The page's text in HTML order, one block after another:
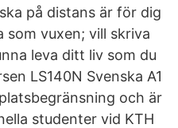
på distans är för dig
som vuxen; vill skriva
leva ditt liv som du
LS140N Svenska A1
och är
studenter vid KTH